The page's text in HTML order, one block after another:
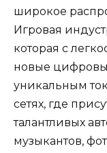
широкое
Игровая
которая с
новые
уникальным
сетях, где
талантливых
музыкантов,